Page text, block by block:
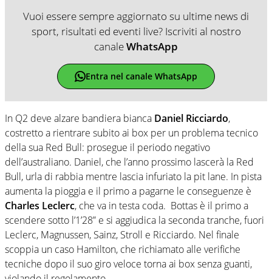
Vuoi essere sempre aggiornato su ultime news di
sport, risultati ed eventi live? Iscriviti al nostro
canaleWhatsApp
Entra nel canale WhatsApp
In Q2 deve alzare bandiera bianca Daniel Ricciardo,
costretto a rientrare subito ai box per un problema tecnico
della sua Red Bull: prosegue il periodo negativo
dell’australiano. Daniel, che l’anno prossimo lascerà la Red
Bull, urla di rabbia mentre lascia infuriato la pit lane. In pista
aumenta la pioggia e il primo a pagarne le conseguenze è
Charles Leclerc, che va in testa coda. Bottas è il primo a
scendere sotto l’1’28” e si aggiudica la seconda tranche, fuori
Leclerc, Magnussen, Sainz, Stroll e Ricciardo. Nel finale
scoppia un caso Hamilton, che richiamato alle verifiche
tecniche dopo il suo giro veloce torna ai box senza guanti,